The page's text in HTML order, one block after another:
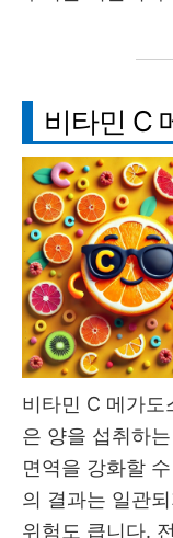
비타민 C
비타민 C 메가
은 양을 섭취하
면역을 강화할
의 결과는 일관
위험도 큽니다.